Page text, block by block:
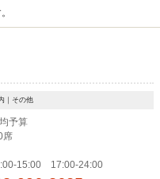
｜その他
予算
席
15:00 17:00-24:00